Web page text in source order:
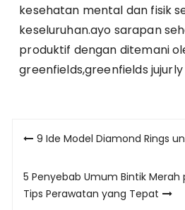
kesehatan mental dan fisik
keseluruhan.ayo sarapan
produktif dengan ditemani
greenfields,greenfields
Post9 Ide Model Diamond Rings
5 Penyebab Umum Bintik Merah
Tips Perawatan yang Tepat